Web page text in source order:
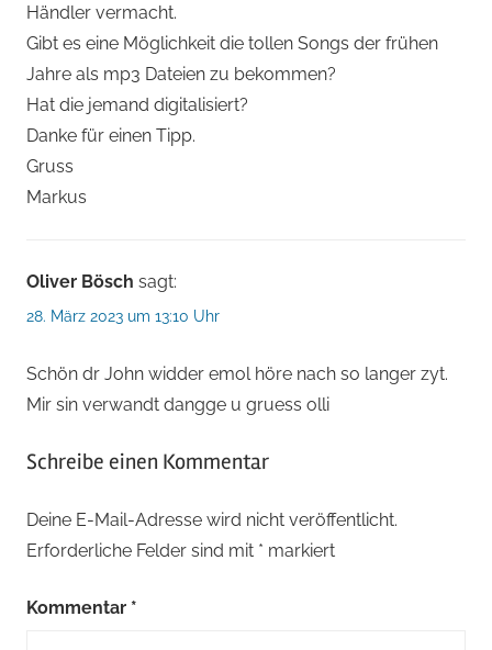
Händler vermacht.
Gibt es eine Möglichkeit die tollen Songs der frühen
Jahre als mp3 Dateien zu bekommen?
Hat die jemand digitalisiert?
Danke für einen Tipp.
Gruss
Markus
Oliver Bösch sagt:
28. März 2023 um 13:10 Uhr
Schön dr John widder emol höre nach so langer zyt.
Mir sin verwandt dangge u gruess olli
Schreibe einen Kommentar
Deine E-Mail-Adresse wird nicht veröffentlicht.
Erforderliche Felder sind mit * markiert
Kommentar *